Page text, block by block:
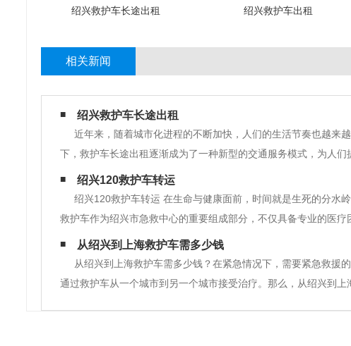
绍兴救护车长途出租 绍兴救护车出租
相关新闻
绍兴救护车长途出租
近年来，随着城市化进程的不断加快，人们的生活节奏也越来
下，救护车长途出租逐渐成为了一种新型的交通服务模式，为人
并不仅限于患者，而是向所有需要长途出行的人开放。与普通的
全，拥有医疗设备和药品，可以在紧急情况下为
绍兴120救护车转运
绍兴120救护车转运 在生命与健康面前，时间就是生死的分水
救护车作为绍兴市急救中心的重要组成部分，不仅具备专业的医
绍兴市急救中心是国家二级甲等医院，拥有一支由高素质医护人
医疗设备和高素质的医护团队。每一
从绍兴到上海救护车需多少钱
从绍兴到上海救护车需多少钱？在紧急情况下，需要紧急救援
通过救护车从一个城市到另一个城市接受治疗。那么，从绍兴到